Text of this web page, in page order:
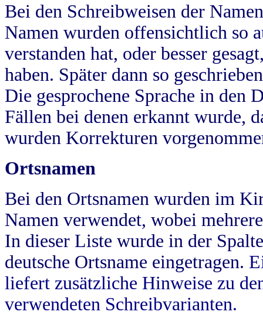
Bei den Schreibweisen der
Namen wurden offensichtlich so
verstanden hat, oder besser
haben. Später dann so
Die gesprochene Sprache in
Fällen bei denen erkannt wurde,
wurden Korrekturen
Ortsnamen
Bei den Ortsnamen wurden im
Namen verwendet, wobei
In dieser Liste wurde in der
deutsche Ortsname eingetragen.
liefert zusätzliche Hinweise zu
verwendeten Schreibvarianten.